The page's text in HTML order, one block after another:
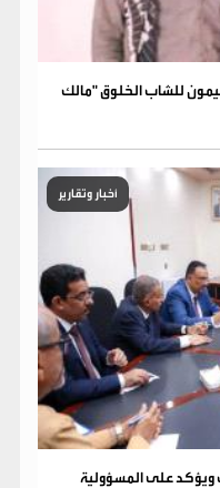
للشاب الخلوق "مالك
أخبار وتقارير
ويؤكد على المسؤولية